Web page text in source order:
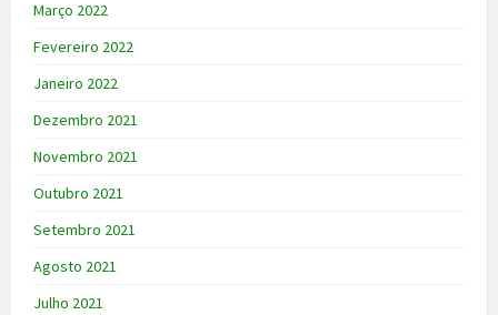
Março 2022
Fevereiro 2022
Janeiro 2022
Dezembro 2021
Novembro 2021
Outubro 2021
Setembro 2021
Agosto 2021
Julho 2021